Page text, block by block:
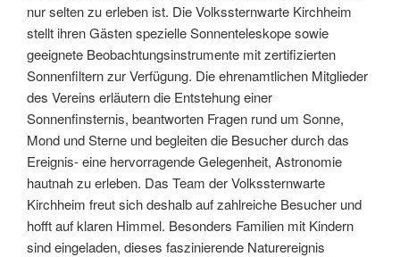
nur selten zu erleben ist. Die Volkssternwarte Kirchheim
stellt ihren Gästen spezielle Sonnenteleskope sowie
geeignete Beobachtungsinstrumente mit zertifizierten
Sonnenfiltern zur Verfügung. Die ehrenamtlichen Mitglieder
des Vereins erläutern die Entstehung einer
Sonnenfinsternis, beantworten Fragen rund um Sonne,
Mond und Sterne und begleiten die Besucher durch das
Ereignis- eine hervorragende Gelegenheit, Astronomie
hautnah zu erleben. Das Team der Volkssternwarte
Kirchheim freut sich deshalb auf zahlreiche Besucher und
hofft auf klaren Himmel. Besonders Familien mit Kindern
sind eingeladen, dieses faszinierende Naturereignis